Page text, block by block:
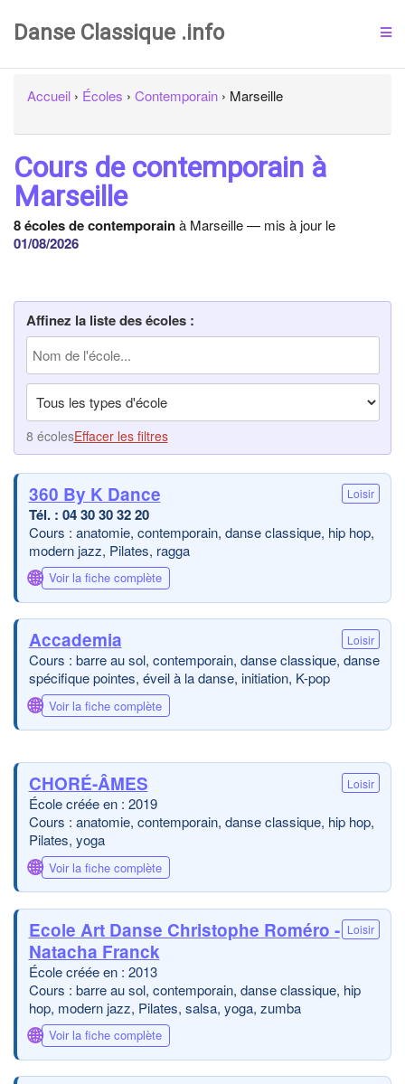
Danse Classique .info
Accueil › Écoles › Contemporain › Marseille
Cours de contemporain à
Marseille
8 écoles de contemporainà Marseille — mis à jour le
01/08/2026
Affinez la liste des écoles :
8 écolesEffacer les filtres
360 By K Dance Loisir
04 30 30 32 20
Cours : anatomie, contemporain, danse classique, hip hop,
modern jazz, Pilates, ragga
🌐 Voir la fiche complète
Accademia Loisir
Cours : barre au sol, contemporain, danse classique, danse
spécifique pointes, éveil à la danse, initiation, K-pop
🌐 Voir la fiche complète
CHORÉ-ÂMES Loisir
École créée en : 2019
Cours : anatomie, contemporain, danse classique, hip hop,
Pilates, yoga
🌐 Voir la fiche complète
Ecole Art Danse Christophe Roméro -
Natacha Franck
Loisir
École créée en : 2013
Cours : barre au sol, contemporain, danse classique, hip
hop, modern jazz, Pilates, salsa, yoga, zumba
🌐 Voir la fiche complète